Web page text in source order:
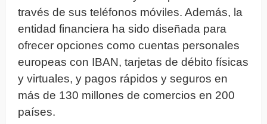
través de sus teléfonos móviles. Además, la
entidad financiera ha sido diseñada para
ofrecer opciones como cuentas personales
europeas con IBAN, tarjetas de débito físicas
y virtuales, y pagos rápidos y seguros en
más de 130 millones de comercios en 200
países.